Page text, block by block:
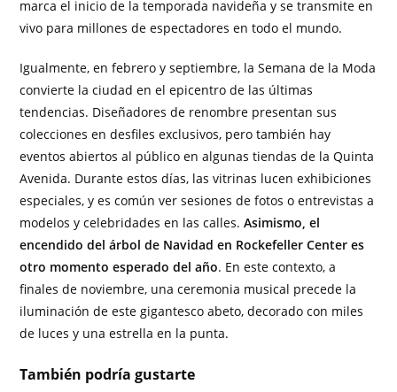
marca el inicio de la temporada navideña y se transmite en
vivo para millones de espectadores en todo el mundo.
Igualmente, en febrero y septiembre, la Semana de la Moda
convierte la ciudad en el epicentro de las últimas
tendencias. Diseñadores de renombre presentan sus
colecciones en desfiles exclusivos, pero también hay
eventos abiertos al público en algunas tiendas de la Quinta
Avenida. Durante estos días, las vitrinas lucen exhibiciones
especiales, y es común ver sesiones de fotos o entrevistas a
modelos y celebridades en las calles.Asimismo, el
encendido del árbol de Navidad en Rockefeller Center es
otro momento esperado del año. En este contexto, a
finales de noviembre, una ceremonia musical precede la
iluminación de este gigantesco abeto, decorado con miles
de luces y una estrella en la punta.
También podría gustarte